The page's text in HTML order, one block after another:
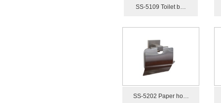
SS-5109 Toilet b…
SS-5202 Paper ho…